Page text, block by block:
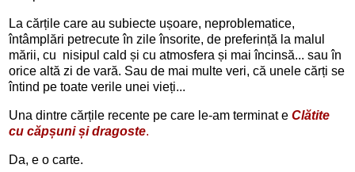
La cărțile care au subiecte ușoare, neproblematice,
întâmplări petrecute în zile însorite, de preferință la malul
mării, cu nisipul cald și cu atmosfera și mai încinsă... sau în
orice altă zi de vară. Sau de mai multe veri, că unele cărți se
întind pe toate verile unei vieți...
Una dintre cărțile recente pe care le-am terminat e Clătite
cu căpșuni și dragoste.
Da, e o carte.